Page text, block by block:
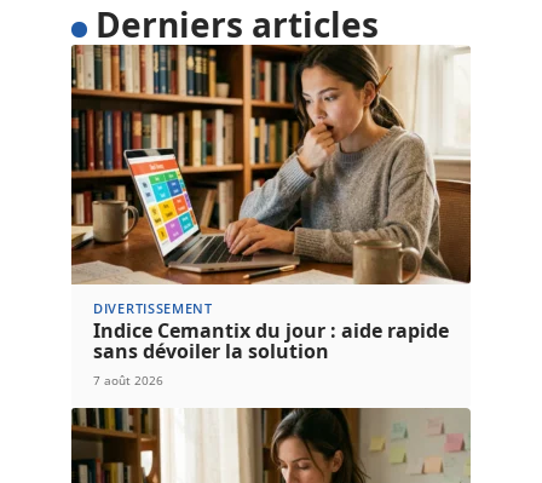
Derniers articles
DIVERTISSEMENT
Indice Cemantix du jour : aide rapide
sans dévoiler la solution
7 août 2026